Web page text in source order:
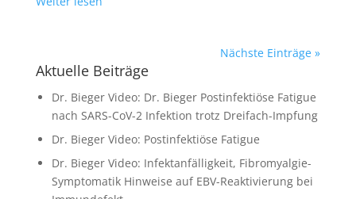
Nächste Einträge »
Aktuelle Beiträge
Dr. Bieger Video: Dr. Bieger Postinfektiöse Fatigue
nach SARS-CoV-2 Infektion trotz Dreifach-Impfung
Dr. Bieger Video: Postinfektiöse Fatigue
Dr. Bieger Video: Infektanfälligkeit, Fibromyalgie-
Symptomatik Hinweise auf EBV-Reaktivierung bei